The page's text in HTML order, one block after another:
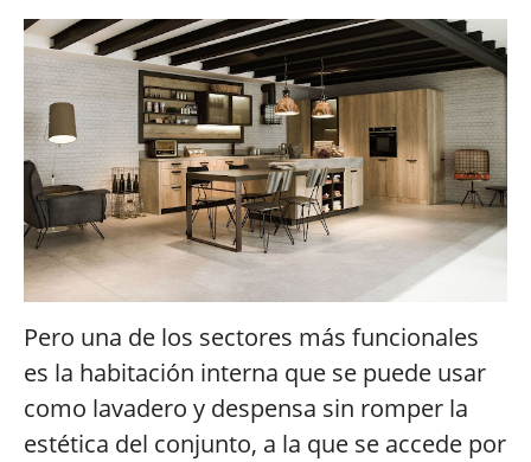
Pero una de los sectores más funcionales
es la habitación interna que se puede usar
como lavadero y despensa sin romper la
estética del conjunto, a la que se accede por